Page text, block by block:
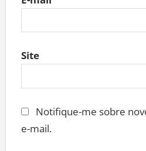
Site
Notifique-me sobre
e-mail.